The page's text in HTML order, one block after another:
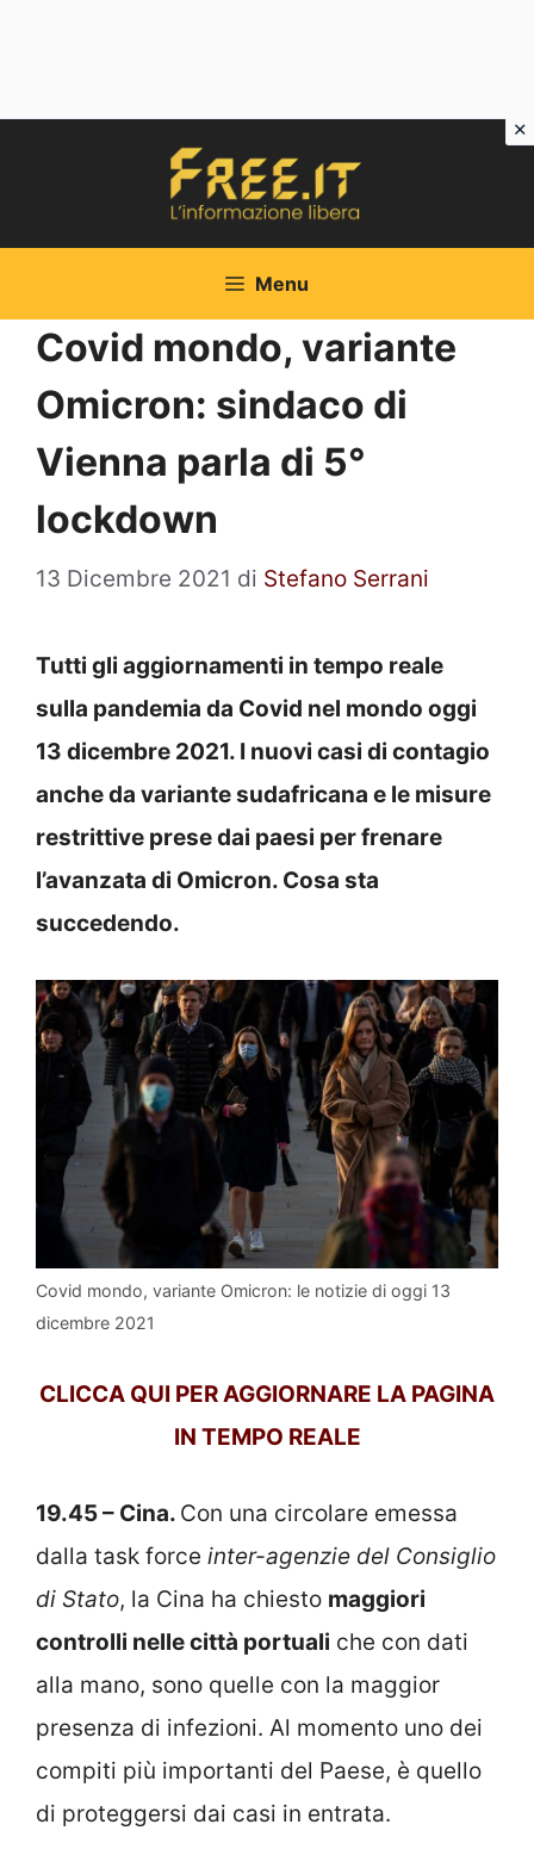
Menu
Covid mondo, variante
Omicron: sindaco di
Vienna parla di 5°
lockdown
13 Dicembre 2021 di Stefano Serrani
Tutti gli aggiornamenti in tempo reale
sulla pandemia da Covid nel mondo oggi
13 dicembre 2021. I nuovi casi di contagio
anche da variante sudafricana e le misure
restrittive prese dai paesi per frenare
l’avanzata di Omicron. Cosa sta
succedendo.
Covid mondo, variante Omicron: le notizie di oggi 13
dicembre 2021
CLICCA QUI PER AGGIORNARE LA PAGINA
IN TEMPO REALE
19.45 – Cina. Con una circolare emessa
dalla task force inter-agenzie del Consiglio
di Stato, la Cina ha chiesto maggiori
controlli nelle città portuali che con dati
alla mano, sono quelle con la maggior
presenza di infezioni. Al momento uno dei
compiti più importanti del Paese, è quello
di proteggersi dai casi in entrata.